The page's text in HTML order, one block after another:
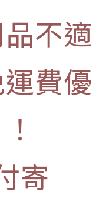
不適
費優
寄